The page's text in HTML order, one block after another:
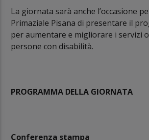
La giornata sarà anche l’occasione
Primaziale Pisana di presentare il
per aumentare e migliorare i servizi
persone con disabilità.
PROGRAMMA DELLA GIORNATA
Conferenza stampa